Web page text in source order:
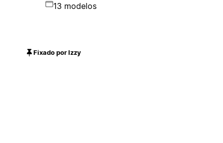
13 modelos
Fixado por Izzy